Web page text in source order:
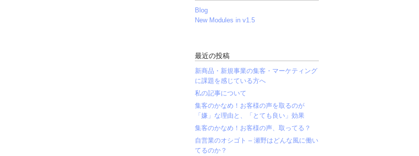
Blog
New Modules in v1.5
最近の投稿
新商品・新規事業の集客・マーケティング
に課題を感じている方へ
私の記事について
集客のかなめ！お客様の声を取るのが
「嫌」な理由と、「とても良い」効果
集客のかなめ！お客様の声、取ってる？
自営業のオシゴト – 瀬野はどんな風に働い
てるのか？